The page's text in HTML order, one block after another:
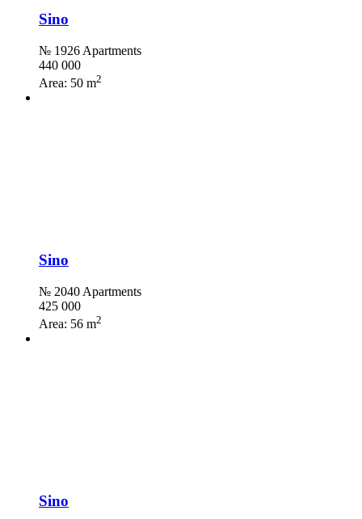
Sino
№ 1926 Apartments
440 000
Area: 50 m2
Sino
№ 2040 Apartments
425 000
Area: 56 m2
Sino